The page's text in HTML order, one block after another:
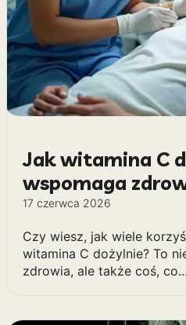
Jak witamina C
wspomaga
17 czerwca 2026
Czy wiesz, jak wiele
witamina C dożylnie? To
zdrowia, ale także coś, co...